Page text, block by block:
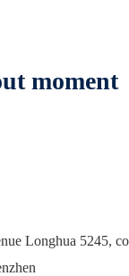
moment
Longhua 5245,